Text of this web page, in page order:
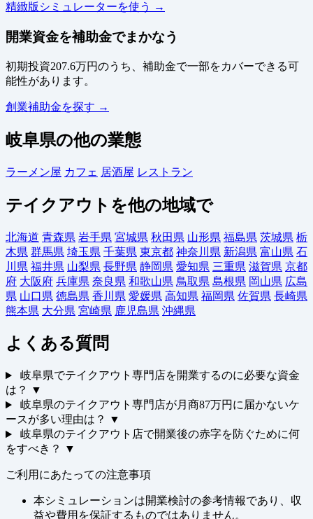
精緻版シミュレーターを使う →
開業資金を補助金でまかなう
初期投資207.6万円のうち、補助金で一部をカバーできる可
能性があります。
創業補助金を探す →
岐阜県の他の業態
ラーメン屋 カフェ 居酒屋 レストラン
テイクアウトを他の地域で
北海道 青森県 岩手県 宮城県 秋田県 山形県 福島県 茨城県 栃
木県 群馬県 埼玉県 千葉県 東京都 神奈川県 新潟県 富山県 石
川県 福井県 山梨県 長野県 静岡県 愛知県 三重県 滋賀県 京都
府 大阪府 兵庫県 奈良県 和歌山県 鳥取県 島根県 岡山県 広島
県 山口県 徳島県 香川県 愛媛県 高知県 福岡県 佐賀県 長崎県
熊本県 大分県 宮崎県 鹿児島県 沖縄県
よくある質問
岐阜県でテイクアウト専門店を開業するのに必要な資金
は？
▼
岐阜県のテイクアウト専門店が月商87万円に届かないケ
ースが多い理由は？
▼
岐阜県のテイクアウト店で開業後の赤字を防ぐために何
をすべき？
▼
ご利用にあたっての注意事項
本シミュレーションは開業検討の参考情報であり、収
益や費用を保証するものではありません。